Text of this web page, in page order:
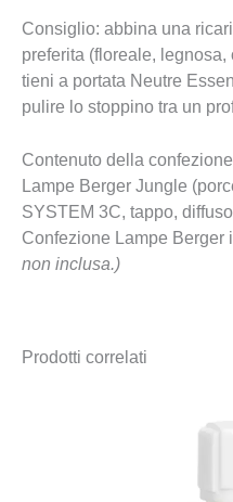
Consiglio: abbina una
preferita (floreale,
tieni a portata Neutre
pulire lo stoppino tra un
Contenuto della confezione
Lampe Berger Jungle
SYSTEM 3C, tappo,
Confezione Lampe Berger
non inclusa.)
Prodotti correlati